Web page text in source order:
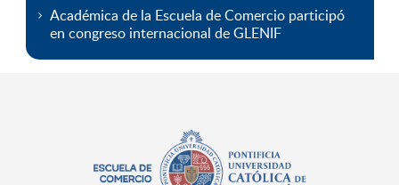
Académica de la Escuela de Comercio participó
en congreso internacional de GLENIF